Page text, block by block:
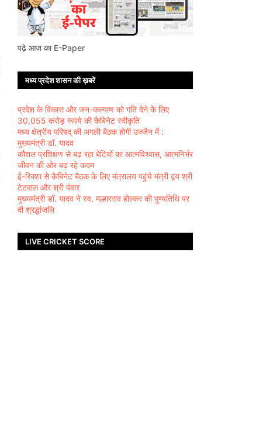
पढ़े आज का E-Paper
मध्य प्रदेश शासन की ख़बरें
प्रदेश के विकास और जन-कल्याण को गति देने के लिए
30,055 करोड़ रूपये की कैबिनेट स्वीकृति
मध्य क्षेत्रीय परिषद् की अगली बैठक होगी उज्जैन में :
मुख्यमंत्री डॉ. यादव
कौशल प्रशिक्षण से बढ़ रहा बेटियों का आत्मविश्वास, आत्मनिर्भर
जीवन की ओर बढ़ रहे कदम
ई-रिक्शा से कैबिनेट बैठक के लिए मंत्रालय पहुंचे मंत्री द्वय श्री
टेटवाल और श्री पंवार
मुख्यमंत्री डॉ. यादव ने स्व. मल्हारराव होल्कर की पुण्यतिथि पर
दी श्रद्धांजलि
LIVE CRICKET SCORE